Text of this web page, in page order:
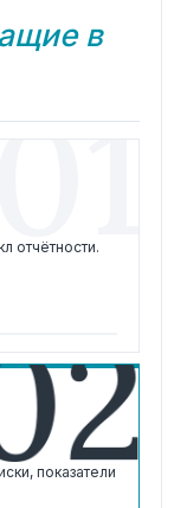
в
отчётности.
показатели